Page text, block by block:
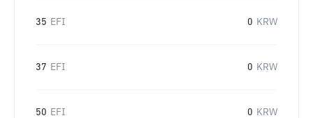
35 EFI 0 KRW
37 EFI 0 KRW
50 EFI 0 KRW